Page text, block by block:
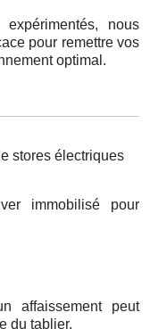
nous
pour remettre vos
optimal.
stores électriques
immobilisé pour
affaissement peut
du tablier.